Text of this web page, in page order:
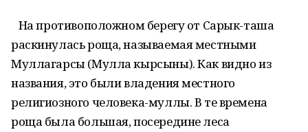
На противоположном берегу от Сарык-таша
раскинулась роща, называемая местными
Муллагарсы (Мулла кырсыны). Как видно из
названия, это были владения местного
религиозного человека-муллы. В те времена
роща была большая, посередине леса